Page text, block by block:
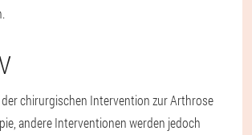
chirurgischen Intervention zur Arthrose
andere Interventionen werden jedoch